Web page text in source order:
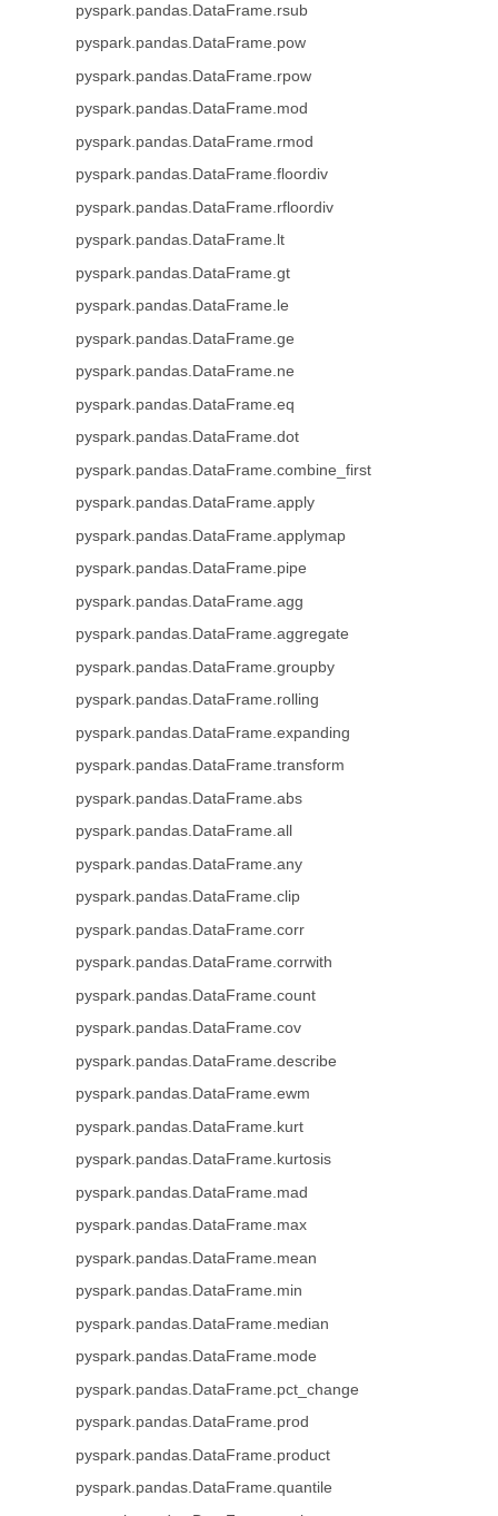
pyspark.pandas.DataFrame.rsub
pyspark.pandas.DataFrame.pow
pyspark.pandas.DataFrame.rpow
pyspark.pandas.DataFrame.mod
pyspark.pandas.DataFrame.rmod
pyspark.pandas.DataFrame.floordiv
pyspark.pandas.DataFrame.rfloordiv
pyspark.pandas.DataFrame.lt
pyspark.pandas.DataFrame.gt
pyspark.pandas.DataFrame.le
pyspark.pandas.DataFrame.ge
pyspark.pandas.DataFrame.ne
pyspark.pandas.DataFrame.eq
pyspark.pandas.DataFrame.dot
pyspark.pandas.DataFrame.combine_first
pyspark.pandas.DataFrame.apply
pyspark.pandas.DataFrame.applymap
pyspark.pandas.DataFrame.pipe
pyspark.pandas.DataFrame.agg
pyspark.pandas.DataFrame.aggregate
pyspark.pandas.DataFrame.groupby
pyspark.pandas.DataFrame.rolling
pyspark.pandas.DataFrame.expanding
pyspark.pandas.DataFrame.transform
pyspark.pandas.DataFrame.abs
pyspark.pandas.DataFrame.all
pyspark.pandas.DataFrame.any
pyspark.pandas.DataFrame.clip
pyspark.pandas.DataFrame.corr
pyspark.pandas.DataFrame.corrwith
pyspark.pandas.DataFrame.count
pyspark.pandas.DataFrame.cov
pyspark.pandas.DataFrame.describe
pyspark.pandas.DataFrame.ewm
pyspark.pandas.DataFrame.kurt
pyspark.pandas.DataFrame.kurtosis
pyspark.pandas.DataFrame.mad
pyspark.pandas.DataFrame.max
pyspark.pandas.DataFrame.mean
pyspark.pandas.DataFrame.min
pyspark.pandas.DataFrame.median
pyspark.pandas.DataFrame.mode
pyspark.pandas.DataFrame.pct_change
pyspark.pandas.DataFrame.prod
pyspark.pandas.DataFrame.product
pyspark.pandas.DataFrame.quantile